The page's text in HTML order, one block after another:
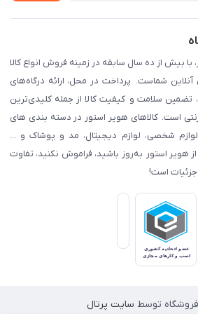
با بیش از ده سال سابقه در زمینه فروش انواع کالا
آنلاین شماست. پرداخت در محل، ارائه درگاه‌های
تضمین سلامت و کیفیت کالا از جمله کلیدی‌ترین
است. کالاهای هویر استور در دسته بندی های
شخصی، لوازم دیجیتال، مد و پوشاک و ...
هویر استور به‌روز باشید، فراموش نکنید، تفاوت
است!
توسط سایت پرتال